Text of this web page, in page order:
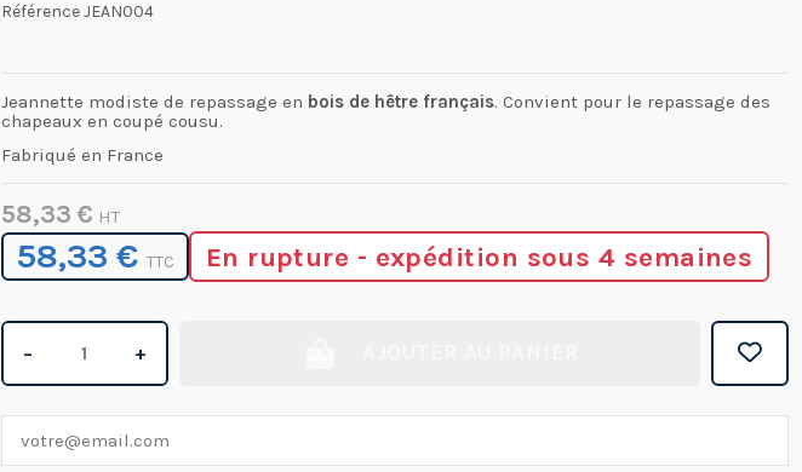
RéférenceJEAN004
Jeannette modiste de repassage en bois de hêtre français. Convient pour le repassage des
chapeaux en coupé cousu.
Fabriqué en France
En rupture - expédition sous 4 semaines
58,33 € HT
58,33 €TTC
− +